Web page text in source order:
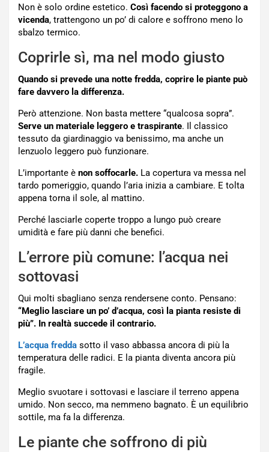
Non è solo ordine estetico. Così facendo si proteggono a
vicenda, trattengono un po’ di calore e soffrono meno lo
sbalzo termico.
Coprirle sì, ma nel modo giusto
Quando si prevede una notte fredda, coprire le piante può
fare davvero la differenza.
Però attenzione. Non basta mettere “qualcosa sopra”.
Serve un materiale leggero e traspirante. Il classico
tessuto da giardinaggio va benissimo, ma anche un
lenzuolo leggero può funzionare.
L’importante è non soffocarle. La copertura va messa nel
tardo pomeriggio, quando l’aria inizia a cambiare. E tolta
appena torna il sole, al mattino.
Perché lasciarle coperte troppo a lungo può creare
umidità e fare più danni che benefici.
L’errore più comune: l’acqua nei
sottovasi
Qui molti sbagliano senza rendersene conto. Pensano:
“Meglio lasciare un po’ d’acqua, così la pianta resiste di
più”. In realtà succede il contrario.
L’acqua fredda sotto il vaso abbassa ancora di più la
temperatura delle radici. E la pianta diventa ancora più
fragile.
Meglio svuotare i sottovasi e lasciare il terreno appena
umido. Non secco, ma nemmeno bagnato. È un equilibrio
sottile, ma fa la differenza.
Le piante che soffrono di più